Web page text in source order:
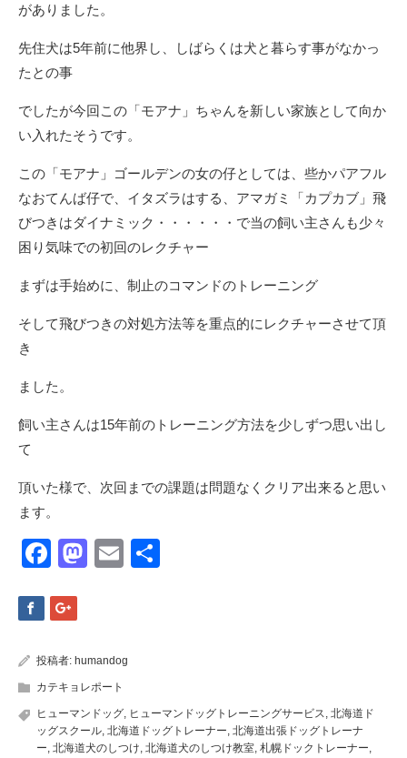
がありました。
先住犬は5年前に他界し、しばらくは犬と暮らす事がなかっ
たとの事
でしたが今回この「モアナ」ちゃんを新しい家族として向か
い入れたそうです。
この「モアナ」ゴールデンの女の仔としては、些かパアフル
なおてんば仔で、イタズラはする、アマガミ「カプカブ」飛
びつきはダイナミック・・・・・・で当の飼い主さんも少々
困り気味での初回のレクチャー
まずは手始めに、制止のコマンドのトレーニング
そして飛びつきの対処方法等を重点的にレクチャーさせて頂
き
ました。
飼い主さんは15年前のトレーニング方法を少しずつ思い出し
て
頂いた様で、次回までの課題は問題なくクリア出来ると思い
ます。
Facebook
Mastodon
Email
投稿者: humandog
カテキョレポート
ヒューマンドッグ ヒューマンドッグトレーニングサービス 北海道ド
ッグスクール 北海道ドッグトレーナー 北海道出張ドッグトレーナ
ー 北海道犬のしつけ 北海道犬のしつけ教室 札幌ドックトレーナー